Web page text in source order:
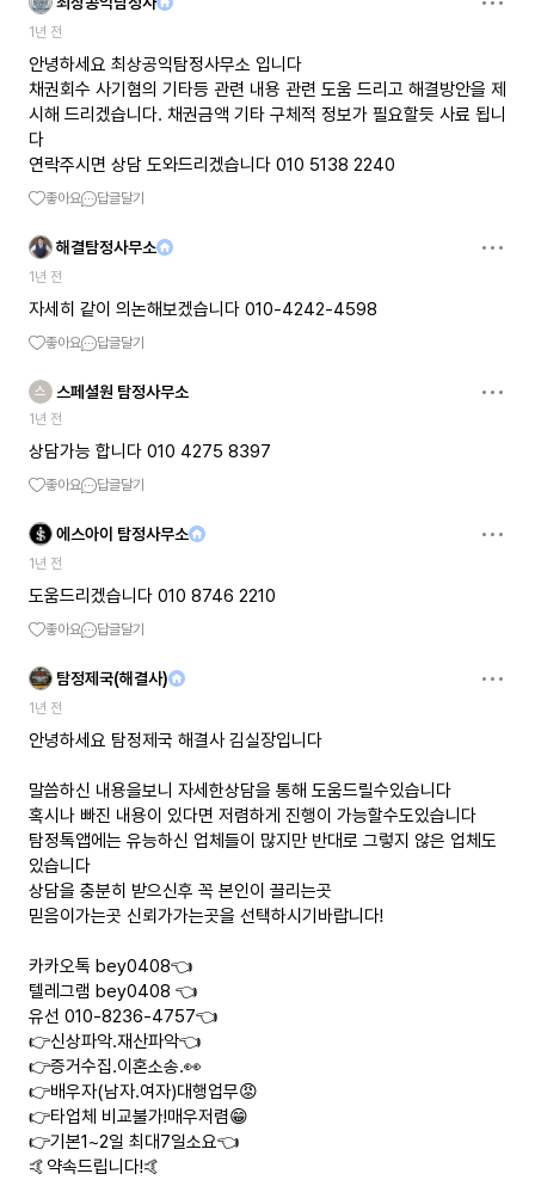
1년 전
안녕하세요 최상공익탐정사무소 입니다
채권회수 사기혐의 기타등 관련 내용 관련 도움 드리고 해결방안을 제
시해 드리겠습니다. 채권금액 기타 구체적 정보가 필요할듯 사료 됩니
다
연락주시면 상담 도와드리겠습니다 010 5138 2240
좋아요 답글달기
해결탐정사무소
1년 전
자세히 같이 의논해보겠습니다 010-4242-4598
좋아요 답글달기
스 스페셜원 탐정사무소
1년 전
상담가능 합니다 010 4275 8397
좋아요 답글달기
에스아이 탐정사무소
1년 전
도움드리겠습니다 010 8746 2210
좋아요 답글달기
탐정제국(해결사)
1년 전
안녕하세요 탐정제국 해결사 김실장입니다
말씀하신 내용을보니 자세한상담을 통해 도움드릴수있습니다
혹시나 빠진 내용이 있다면 저렴하게 진행이 가능할수도있습니다
탐정톡앱에는 유능하신 업체들이 많지만 반대로 그렇지 않은 업체도
있습니다
상담을 충분히 받으신후 꼭 본인이 끌리는곳
믿음이가는곳 신뢰가가는곳을 선택하시기바랍니다!
카카오톡 bey0408👈
텔레그램 bey0408 👈
유선 010-8236-4757👈
👉신상파악.재산파악👈
👉증거수집.이혼소송.👀
👉배우자(남자.여자)대행업무😡
👉타업체 비교불가!매우저렴😁
👉기본1~2일 최대7일소요👈
🤙약속드립니다!🤙